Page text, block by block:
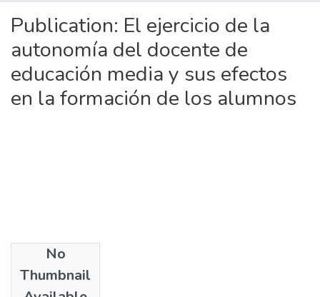
Publication: El ejercicio de la
autonomía del docente de
educación media y sus efectos
en la formación de los alumnos
No
Thumbnail
2002